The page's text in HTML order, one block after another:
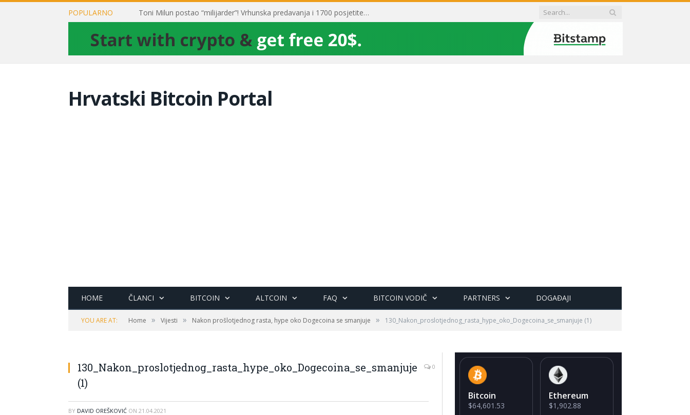
POPULARNO Toni Milun postao “milijarder”! Vrhunska predavanja i 1700 posjetitelja obilježili su mjesec financijske pismenosti
Hrvatski Bitcoin Portal
HOME ČLANCI BITCOIN ALTCOIN FAQ BITCOIN VODIČ PARTNERS DOGAĐAJI
YOU ARE AT: Home » Vijesti » Nakon prošlotjednog rasta, hype oko Dogecoina se smanjuje » 130_Nakon_proslotjednog_rasta_hype_oko_Dogecoina_se_smanjuje (1)
130_Nakon_proslotjednog_rasta_hype_oko_Dogecoina_se_smanjuje
(1)
0
BY DAVID OREŠKOVIĆ ON 21.04.2021
Bitcoin
$64,601.53
Ethereum
$1,902.88